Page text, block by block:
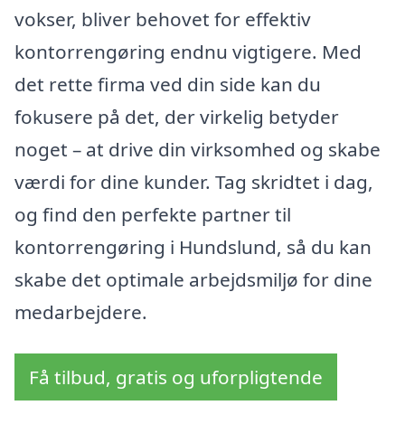
vokser, bliver behovet for effektiv
kontorrengøring endnu vigtigere. Med
det rette firma ved din side kan du
fokusere på det, der virkelig betyder
noget – at drive din virksomhed og skabe
værdi for dine kunder. Tag skridtet i dag,
og find den perfekte partner til
kontorrengøring i Hundslund, så du kan
skabe det optimale arbejdsmiljø for dine
medarbejdere.
Få tilbud, gratis og uforpligtende